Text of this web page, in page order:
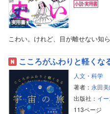
実用書
こわい。けれど、目が離せない知
こころがふわりと軽くな
人文・科学
著者： 永田
出版社： イ
113ページ